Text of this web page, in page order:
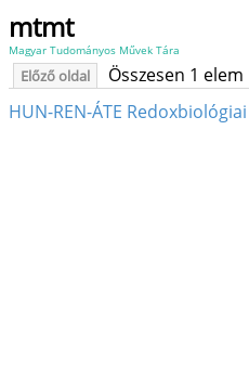
mtmt
Magyar Tudományos Művek Tára
Előző oldal
Összesen 1
HUN-REN-ÁTE